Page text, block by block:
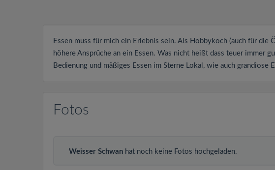
Essen muss für mich ein Erlebnis sein. Als Hobbykoch (auch für
höhere Ansprüche an ein Essen. Was nicht heißt dass teuer immer
Bedienung und mäßiges Essen im Sterne Lokal, wie auch grandiose
Fotos
Weisser Schwan hat noch keine Fotos hochgeladen.